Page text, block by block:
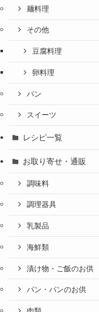
麺料理
その他
豆腐料理
卵料理
パン
スイーツ
レシピ一覧
お取り寄せ・通販
調味料
調理器具
乳製品
海鮮類
漬け物・ご飯のお供
パン・パンのお供